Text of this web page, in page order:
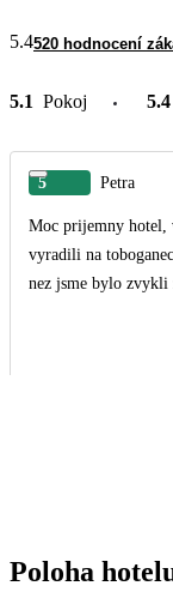
5.4520 hodnocení
5.1 Pokoj 5.4
5 Petra
Moc prijemny hotel,
vyradili na
nez jsme bylo zvykli
Poloha